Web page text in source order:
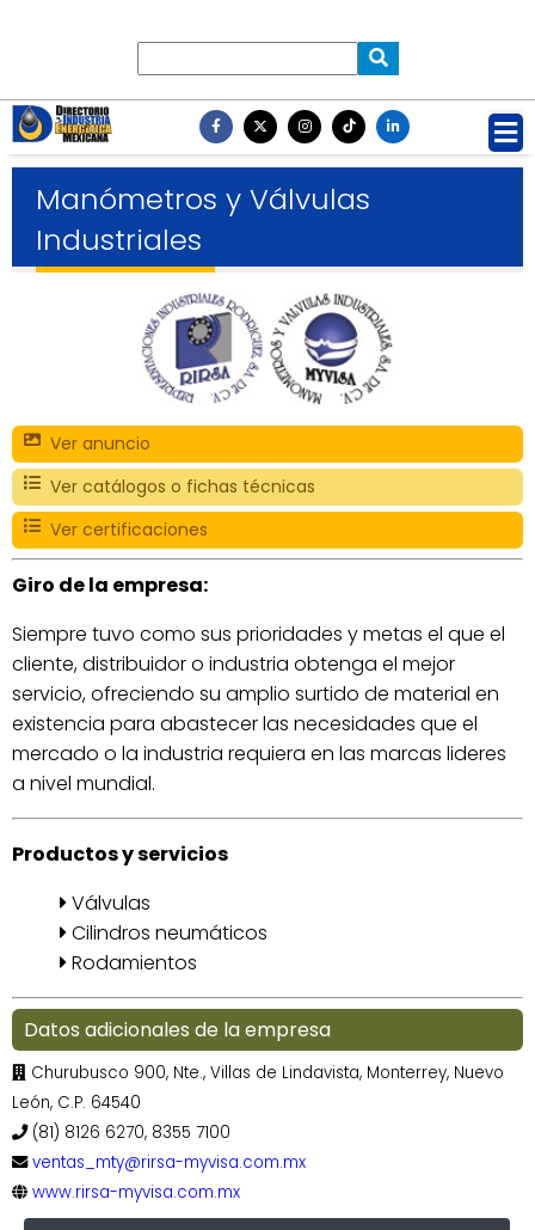
Manómetros y Válvulas
Industriales
Ver anuncio
Ver catálogos o fichas técnicas
Ver certificaciones
Giro de la empresa:
Siempre tuvo como sus prioridades y metas el que el
cliente, distribuidor o industria obtenga el mejor
servicio, ofreciendo su amplio surtido de material en
existencia para abastecer las necesidades que el
mercado o la industria requiera en las marcas lideres
a nivel mundial.
Productos y servicios
Válvulas
Cilindros neumáticos
Rodamientos
Datos adicionales de la empresa
Churubusco 900, Nte., Villas de Lindavista, Monterrey, Nuevo
León, C.P. 64540
(81) 8126 6270, 8355 7100
ventas_mty@rirsa-myvisa.com.mx
www.rirsa-myvisa.com.mx